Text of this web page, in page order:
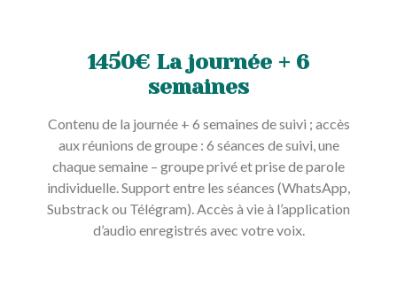
1450€ La journée + 6
semaines
Contenu de la journée + 6 semaines de suivi ; accès
aux réunions de groupe : 6 séances de suivi, une
chaque semaine – groupe privé et prise de parole
individuelle. Support entre les séances (WhatsApp,
Substrack ou Télégram). Accès à vie à l’application
d’audio enregistrés avec votre voix.